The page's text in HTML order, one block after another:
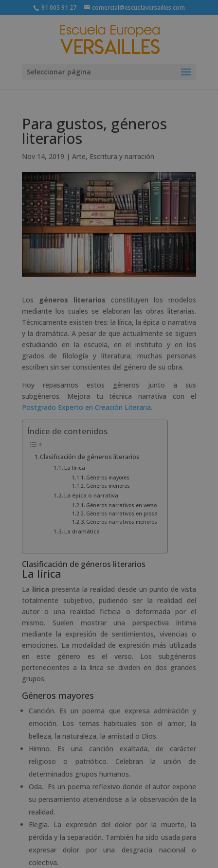
91 005 91 27 comercial@escuelaversailles.com
Seleccionar página
Para gustos, géneros
literarios
Nov 14, 2019 | Arte, Escritura y narración
Los géneros literarios constituyen los modelos
mediante los cuales se elaboran las obras literarias.
Técnicamente existen tres: la lírica, la épica o narrativa
y la dramática. A pesar de que actualmente se siguen
estudiando en la escuela, en el instituto y en los
grados de filología y literatura; muchas personas
escriben sin ser conscientes del género de su obra.
Hoy repasamos estos géneros junto a sus
subgéneros. Mejora tu técnica narrativa con el
Postgrado Experto en Creación Literaria.
Índice de contenidos
Clasificación de géneros literarios
La lírica
Géneros mayores
Géneros menores
La épica o narrativa
Géneros narrativos en verso
Géneros narrativos en prosa
Géneros narrativos menores
La dramática
Clasificación de géneros literarios
La lírica
La lírica presenta la realidad desde un punto de vista
totalmente subjetivo, pudiendo ser la realidad del
autor o una realidad ficticia o deformada por el
mismo. Suelen mostrar una perspectiva íntima
mediante la expresión de sentimientos, vivencias o
emociones. La modalidad de expresión más utilizada
en este género es el verso. Los subgéneros
pertenecientes a la lírica se dividen en dos grandes
grupos.
Géneros mayores
Canción. Es un poema que expresa admiración y
emoción. Los temas habituales son el amor, la
belleza, la naturaleza, la amistad o Dios.
Himno. Es una canción exaltada, de carácter
religioso o patriótico. Celebran la unión de
determinados grupos humanos.
Oda. Es un poema reflexivo donde el autor expone
su pensamiento ateniéndose a la observación de la
realidad.
Elegía. La expresión del dolor por la muerte, la
pérdida y la separación. También ha sido usada para
expresar dolor por una desgracia nacional o
colectiva.